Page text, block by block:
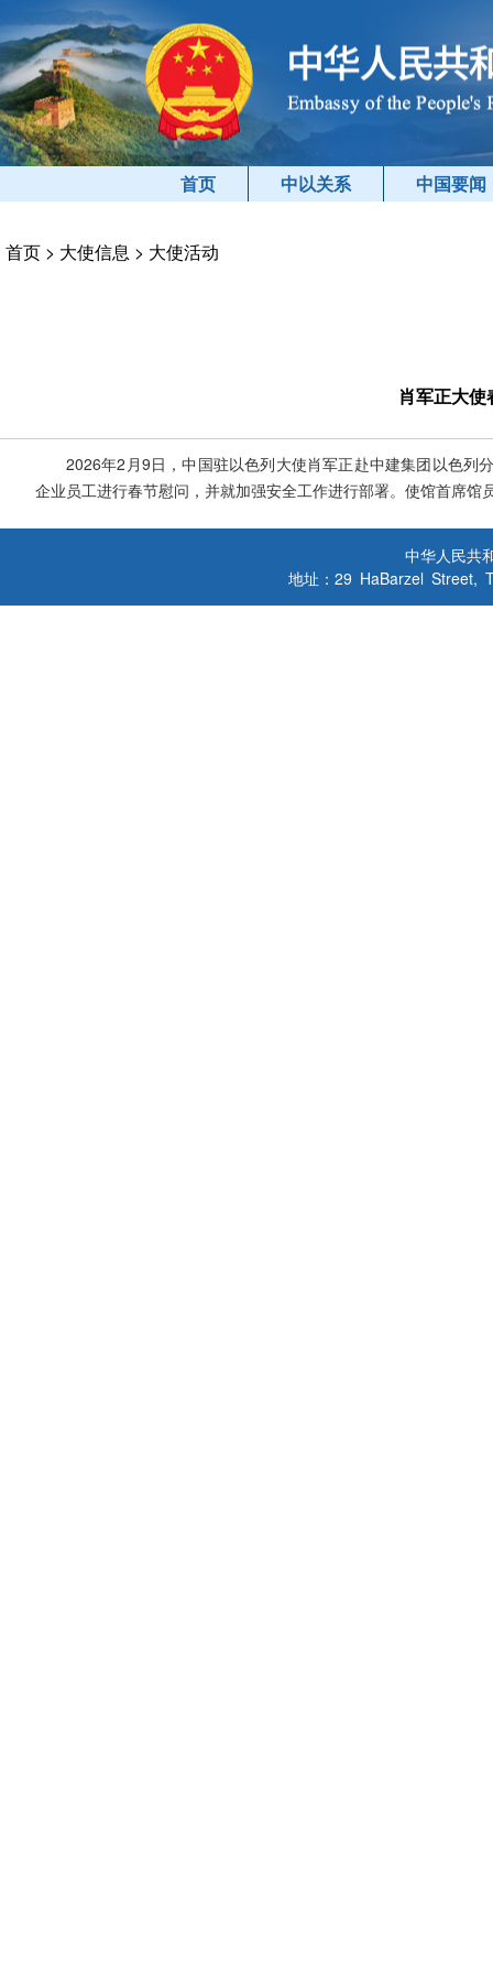
首页 中以关系 中国要闻
首页 > 大使信息 > 大使活动
肖军正大
2026年2月9日，中国驻以色列大使肖军正赴中建集团以色列
企业员工进行春节慰问，并就加强安全工作进行部署。使馆首席
中华人民共
地址：29 HaBarzel Street,